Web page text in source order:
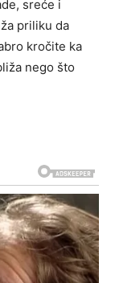
sreće i
priliku da
kročite ka
nego što